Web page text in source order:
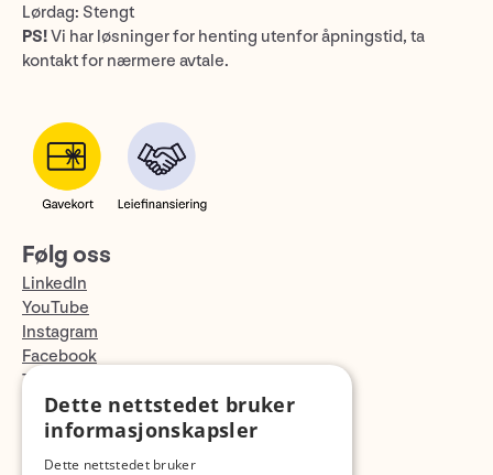
Lørdag: Stengt
PS!Vi har løsninger for henting utenfor åpningstid, ta
kontakt for nærmere avtale.
Følg oss
LinkedIn
YouTube
Instagram
Facebook
TikTok
Fotopodden
Dette nettstedet bruker
informasjonskapsler
Dette nettstedet bruker